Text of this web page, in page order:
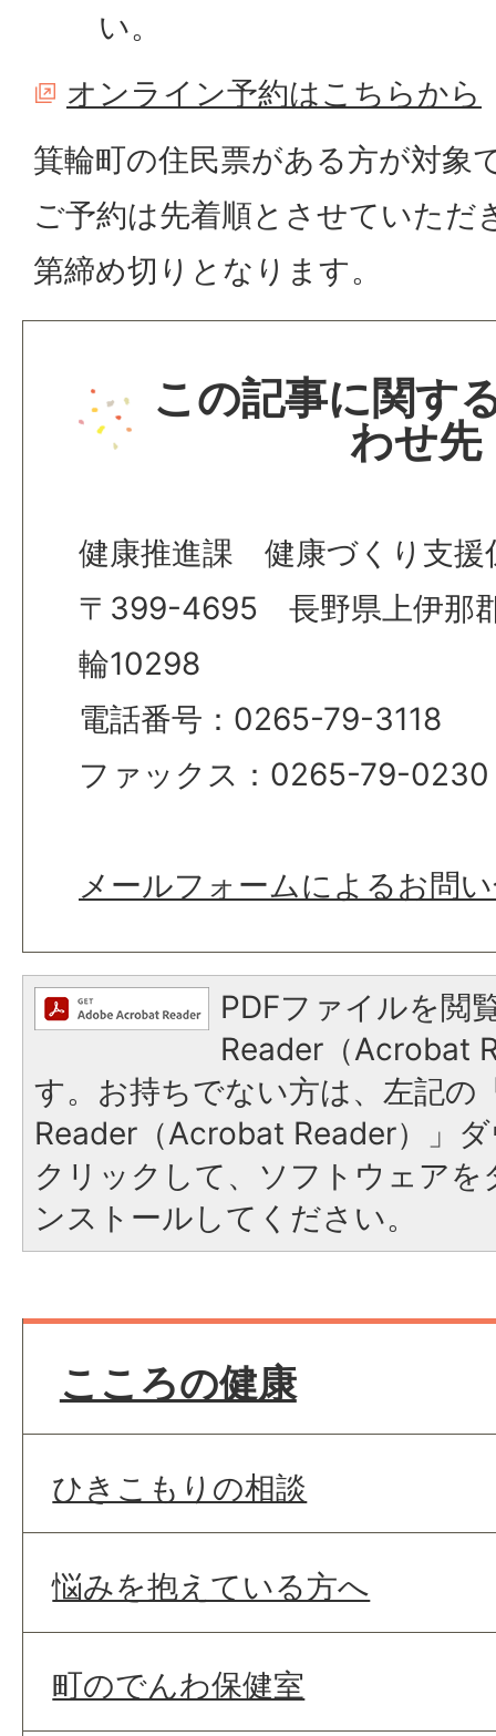
い。
オンライン予約はこちらから
箕輪町の住民票がある方が対象
ご予約は先着順とさせていただ
第締め切りとなります。
この記事に関す
わせ先
健康推進課 健康づくり支援
〒399-4695 長野県上伊那
輪10298
電話番号：0265-79-3118
ファックス：0265-79-0230
メールフォームによるお問
PDFファイルを閲
Reader（Acrobat
す。お持ちでない方は、左記の
Reader（Acrobat Reader）」
クリックして、ソフトウェア
ンストールしてください。
こころの健康
ひきこもりの相談
悩みを抱えている方へ
町のでんわ保健室